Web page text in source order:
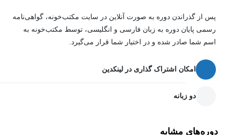
پس از گذراندن دوره به صورت آنلاین در سایت مکتب‌خونه، گواهی‌نامه
رسمی پایان دوره به زبان فارسی و انگلیسی، توسط مکتب‌خونه به
اسم شما صادر شده و در اختیار شما قرار می‌گیرد.
امکان اشتراک گذاری در لینکدین
دو زبانه
دوره‌های مشابه